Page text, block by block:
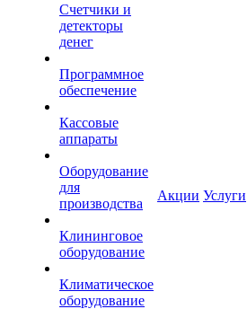
Счетчики и
детекторы
денег
Программное
обеспечение
Кассовые
аппараты
Оборудование
для
производства
Клининговое
оборудование
Климатическое
оборудование
Акции Услуги